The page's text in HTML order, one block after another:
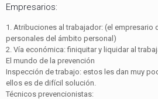
Empresarios:
1. Atribuciones al trabajador: (el empresario
personales del ámbito personal)
2. Vía económica: finiquitar y liquidar al
El mundo de la prevención
Inspección de trabajo: estos les dan muy
ellos es de difícil solución.
Técnicos prevencionistas: